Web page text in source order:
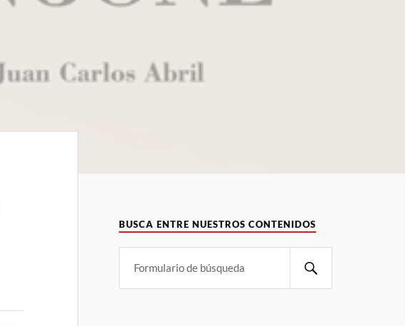
BUSCA ENTRE NUESTROS CONTENIDOS